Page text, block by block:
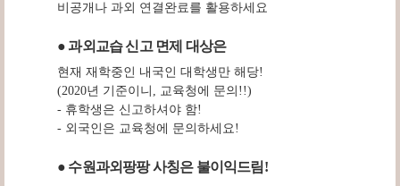
비공개나 과외 연결완료를 활용하세요
● 과외교습 신고 면제 대상은
현재 재학중인 내국인 대학생만 해당!
(2020년 기준이니, 교육청에 문의!!)
- 휴학생은 신고하셔야 함!
- 외국인은 교육청에 문의하세요!
● 수원과외팡팡 사칭은 불이익드림!